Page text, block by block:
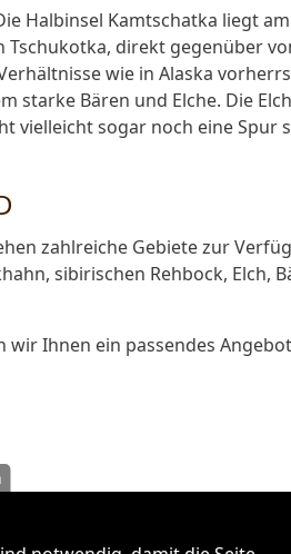
Halbinsel Kamtschatka liegt
Tschukotka, direkt gegenüber
wie in Alaska
starke Bären und Elche. Die
vielleicht sogar noch eine Spur
zahlreiche Gebiete zur
sibirischen Rehbock, Elch,
wir Ihnen ein passendes